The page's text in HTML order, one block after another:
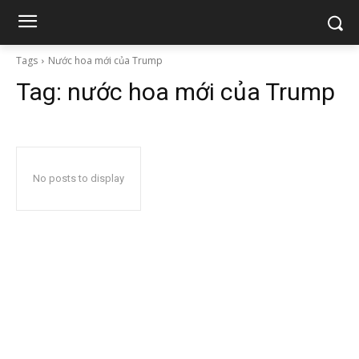
Tags Nước hoa mới của Trump
Tag: nước hoa mới của Trump
No posts to display